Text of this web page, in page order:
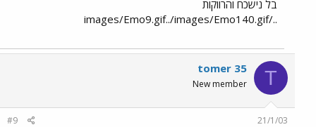
בל נישכח והרווקות
../images/Emo9.gif../images/Emo140.gif
T
tomer 35
New member
21/1/03
#9